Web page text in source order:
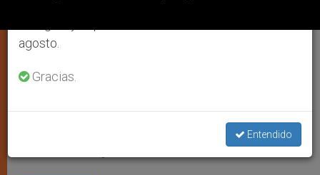
Se presenta a nivel diocesano la causa
W
s
M
e
F
b
T
t
S
e
agosto.
Gracias.
Entendido